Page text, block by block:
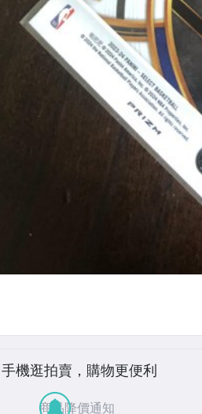
手機逛拍賣，購物更便利
商品降價通知